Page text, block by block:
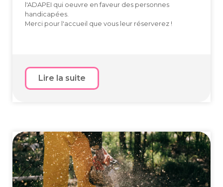
l'ADAPEI qui oeuvre en faveur des personnes
handicapées.
​​​​​​​Merci pour l'accueil que vous leur réserverez !
Lire la suite